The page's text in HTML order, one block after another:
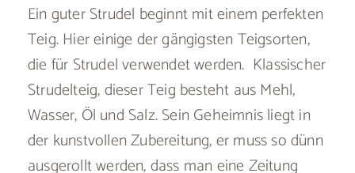
Ein guter Strudel beginnt mit einem perfekten
Teig. Hier einige der gängigsten Teigsorten,
die für Strudel verwendet werden. Klassischer
Strudelteig, dieser Teig besteht aus Mehl,
Wasser, Öl und Salz. Sein Geheimnis liegt in
der kunstvollen Zubereitung, er muss so dünn
ausgerollt werden, dass man eine Zeitung